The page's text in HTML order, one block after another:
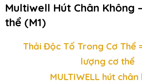
Multiwell Hút Chân Không
thể (M1)
Thải Độc Tố Trong Cơ Thể
lượng cơ thể
MULTIWELL hút